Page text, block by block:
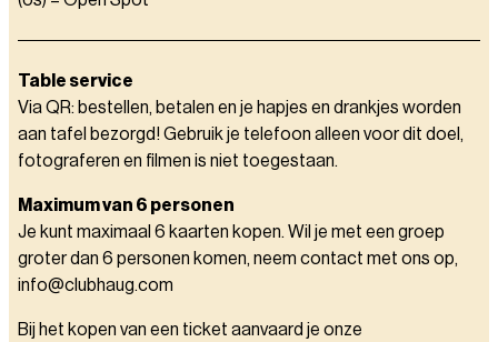
Table service
Via QR: bestellen, betalen en je hapjes en drankjes worden
aan tafel bezorgd! Gebruik je telefoon alleen voor dit doel,
fotograferen en filmen is niet toegestaan.
Maximum van 6 personen
Je kunt maximaal 6 kaarten kopen. Wil je met een groep
groter dan 6 personen komen, neem contact met ons op,
info@clubhaug.com
Bij het kopen van een ticket aanvaard je onze